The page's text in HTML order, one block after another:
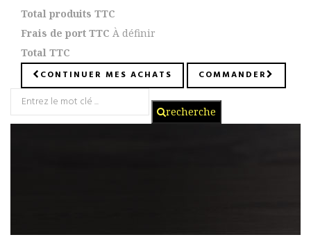
Total produits TTC
Frais de port TTC À définir
Total TTC
CONTINUER MES ACHATS COMMANDER
recherche